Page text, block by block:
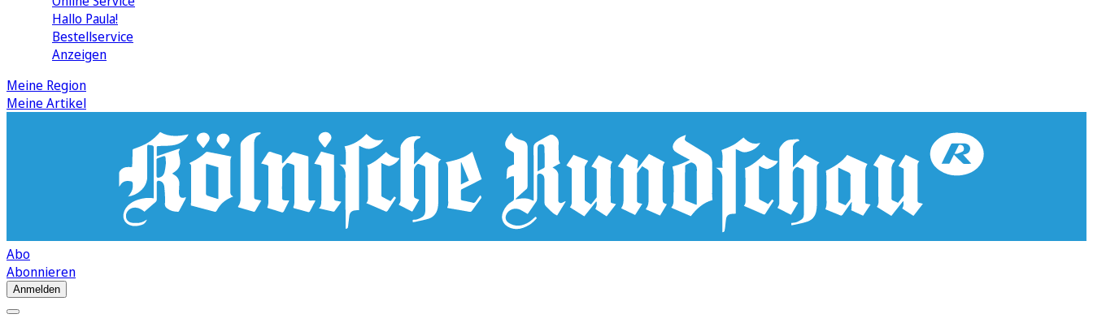
Hallo Paula!
Bestellservice
Anzeigen
Meine Region
Meine Artikel
Abo
Abonnieren
Anmelden